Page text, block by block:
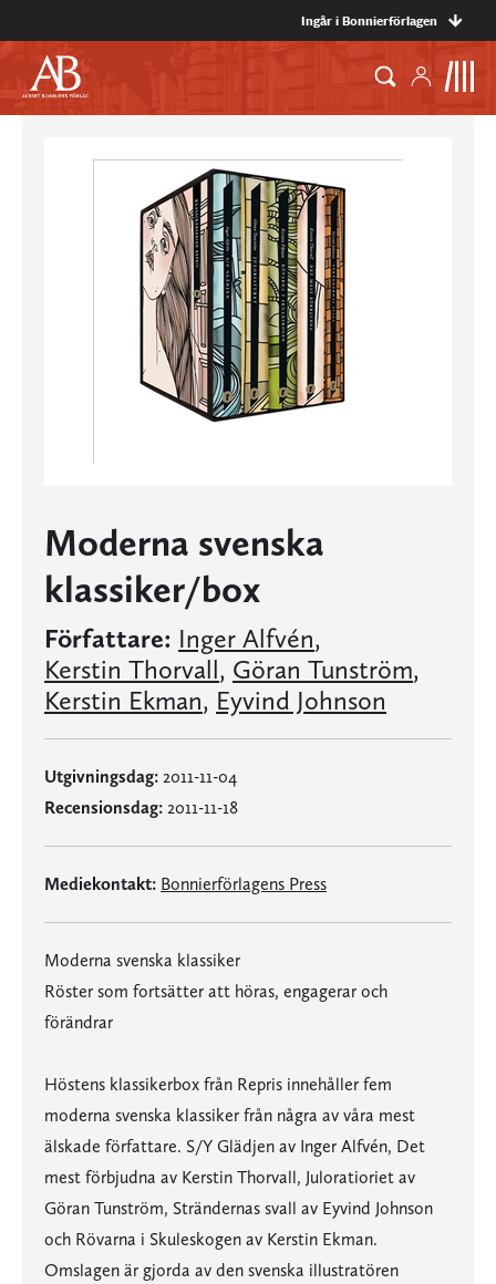
Ingår i Bonnierförlagen
Moderna svenska
klassiker/box
Författare: Inger Alfvén,
Kerstin Thorvall, Göran Tunström,
Kerstin Ekman, Eyvind Johnson
Utgivningsdag: 2011-11-04
Recensionsdag: 2011-11-18
Mediekontakt: Bonnierförlagens Press
Moderna svenska klassiker
Röster som fortsätter att höras, engagerar och
förändrar
Höstens klassikerbox från Repris innehåller fem
moderna svenska klassiker från några av våra mest
älskade författare. S/Y Glädjen av Inger Alfvén, Det
mest förbjudna av Kerstin Thorvall, Juloratioriet av
Göran Tunström, Strändernas svall av Eyvind Johnson
och Rövarna i Skuleskogen av Kerstin Ekman.
Omslagen är gjorda av den svenska illustratören